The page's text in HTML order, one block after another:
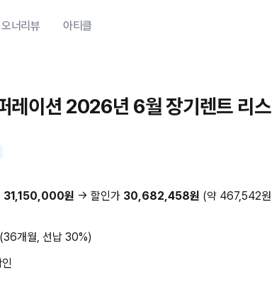
오너리뷰 아티클
레이션 2026년 6월 장기렌트 리스
31,150,000원 → 할인가 30,682,458원 (약 467,542원
개월, 선납 30%)